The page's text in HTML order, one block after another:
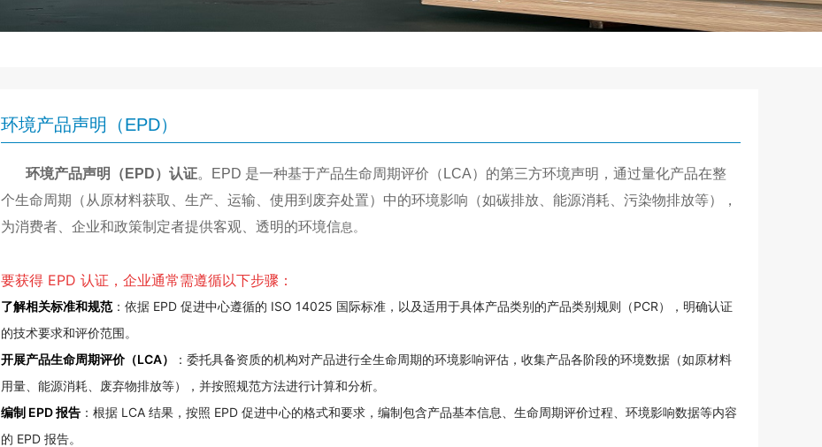
环境产品声明（EPD）
环境产品声明（ EPD）认证。 EPD 是一种基于产品生命周期评价（ LCA）的第三方环境声明，通过量化产品在整
个生命周期（从原材料获取、生产、运输、使用到废弃处置）中的环境影响（如碳排放、能源消耗、污染物排放等），
为消费者、企业和政策制定者提供客观、透明的环境信息。
要获得 EPD 认证，企业通常需遵循以下步骤：
了解相关标准和规范 ：依据 EPD 促进中心遵循的 ISO 14025 国际标准，以及适用于具体产品类别的产品类别规则（PCR），明确认证
的技术要求和评价范围。
开展产品生命周期评价（LCA）
：委托具备资质的机构对产品进行全生命周期的环境影响评估，收集产品各阶段的环境数据（如原材料
用量、能源消耗、废弃物排放等），并按照规范方法进行计算和分析。
编制 EPD 报告 ：根据 LCA 结果，按照 EPD 促进中心的格式和要求，编制包含产品基本信息、生命周期评价过程、环境影响数据等内容
的 EPD 报告。